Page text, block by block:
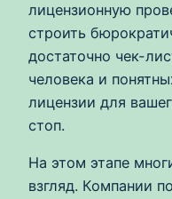
лицензионную
строить
достаточно чек-
человека и
лицензии для
стоп.
На этом этапе
взгляд. Компании